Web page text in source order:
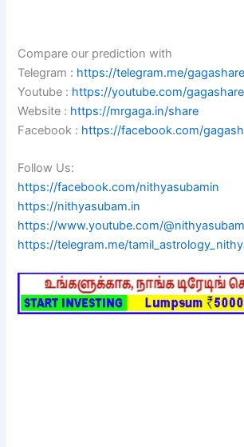
Compare our prediction with
Telegram : https://telegram.me/gagashare
Youtube : https://youtube.com/gagashare
Website : https://mrgaga.in/share
Facebook : https://facebook.com/
Follow Us:
https://facebook.com/nithyasubamin
https://nithyasubam.in
https://www.youtube.com/@nithyasubam
https://telegram.me/